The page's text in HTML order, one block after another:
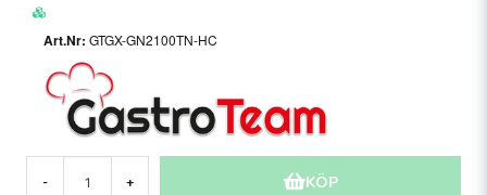
GTGX-GN2100TN-HC
- + KÖP